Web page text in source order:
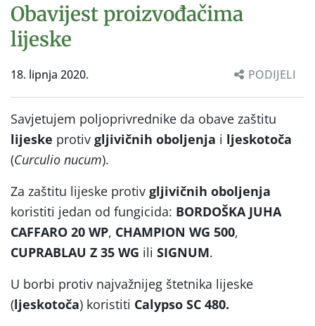
Obavijest proizvođačima
lijeske
18. lipnja 2020. PODIJELI
Savjetujem poljoprivrednike da obave zaštitu
lijeske protiv gljivičnih oboljenja i ljeskotoča
(Curculio nucum).
Za zaštitu lijeske protiv gljivičnih oboljenja
koristiti jedan od fungicida: BORDOŠKA JUHA
CAFFARO 20 WP, CHAMPION WG 500,
CUPRABLAU Z 35 WG ili SIGNUM.
U borbi protiv najvažnijeg štetnika lijeske
(ljeskotoča) koristiti Calypso SC 480.